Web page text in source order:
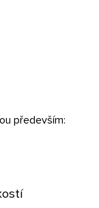
především: